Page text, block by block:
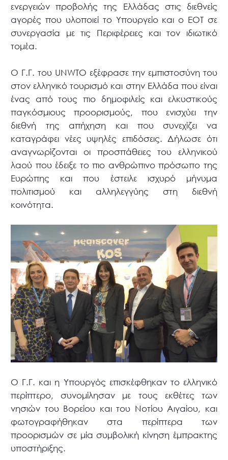
ενεργειών προβολής της Ελλάδας στις διεθνείς
αγορές που υλοποιεί το Υπουργείο και ο ΕΟΤ σε
συνεργασία με τις Περιφέρειες και τον ιδιωτικό
τομέα.
Ο Γ.Γ. του UNWTO εξέφρασε την εμπιστοσύνη του
στον ελληνικό τουρισμό και στην Ελλάδα που είναι
ένας από τους πιο δημοφιλείς και ελκυστικούς
παγκόσμιους προορισμούς, που ενισχύει την
διεθνή της απήχηση και που συνεχίζει να
καταγράφει νέες υψηλές επιδόσεις. Δήλωσε ότι
αναγνωρίζονται οι προσπάθειες του ελληνικού
λαού που έδειξε το πιο ανθρώπινο πρόσωπο της
Ευρώπης και που έστειλε ισχυρό μήνυμα
πολιτισμού και αλληλεγγύης στη διεθνή
κοινότητα.
Ο Γ.Γ. και η Υπουργός επισκέφθηκαν το ελληνικό
περίπτερο, συνομίλησαν με τους εκθέτες των
νησιών του Βορείου και του Νοτίου Αιγαίου, και
φωτογραφήθηκαν στα περίπτερα των
προορισμών σε μία συμβολική κίνηση έμπρακτης
υποστήριξης.